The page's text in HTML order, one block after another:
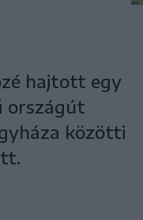
hajtott egy
országút
közötti